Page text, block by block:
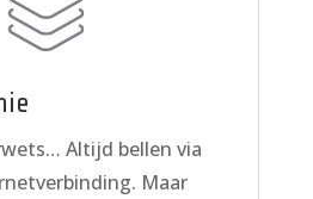
Altijd bellen via
Maar